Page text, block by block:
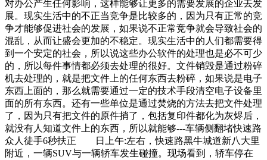
对办公产生任何影响，这样能够让更多的需要发展的企业去发
展。现实生活中的不正当竞争是比较多的，因为只有正常的竞
争才能够促进社会的发展，如果说不正常竞争就会导致社会的
混乱，从而让盛会更加的不稳定。现实生活中的人们都需要得
到一个安定的社会，所以说这些办公软件的处理也是必不可少
的，所以每件事情都必须去处理的很好。文件销毁是通过粉碎
机去处理的，就是把文件上的任何东西去粉碎，如果说是电子
东西上面的，那么就需要通过一定的技术手段清空电子设备里
面的所有东西。还有一些单位是通过焚烧的方法去把文件处理
了，因为只有把文件的原件捎了，包括复印件都化为灰烬后，
就没有人知道文件上的东西，所以就能够---车辆侧翻堵快速路
众人徒手6秒扶正 日上午:左右，快速路黑牛城道新八大里
附近，一辆SUV与一辆轿车发生碰撞。现场看到，轿车停在